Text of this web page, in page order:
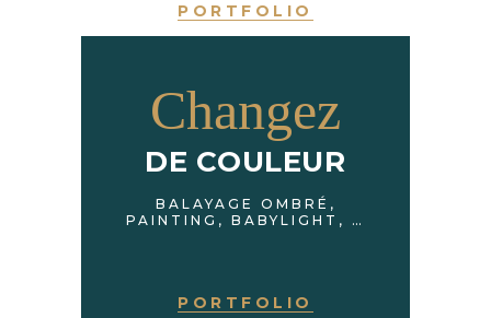
PORTFOLIO
Changez
DE COULEUR
BALAYAGE OMBRÉ,
PAINTING, BABYLIGHT, …
PORTFOLIO